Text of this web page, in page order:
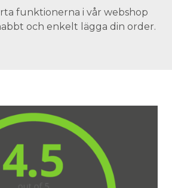
funktionerna i vår webshop
och enkelt lägga din order.